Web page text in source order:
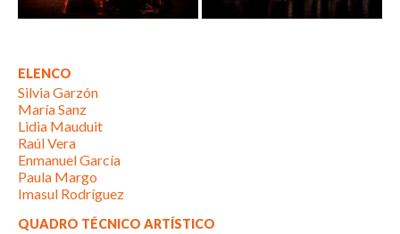
ELENCO
Silvia Garzón
María Sanz
Lidia Mauduit
Raúl Vera
Enmanuel García
Paula Margo
Imasul Rodríguez
QUADRO TÉCNICO ARTÍSTICO